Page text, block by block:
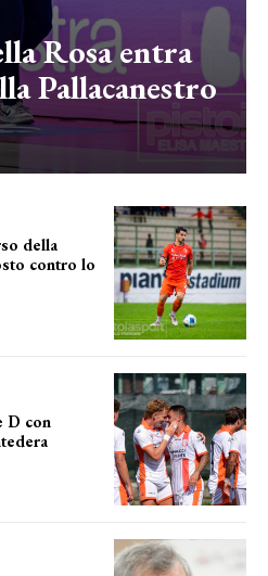
Rosa entra
Pallacanestro
della
contro lo
D con